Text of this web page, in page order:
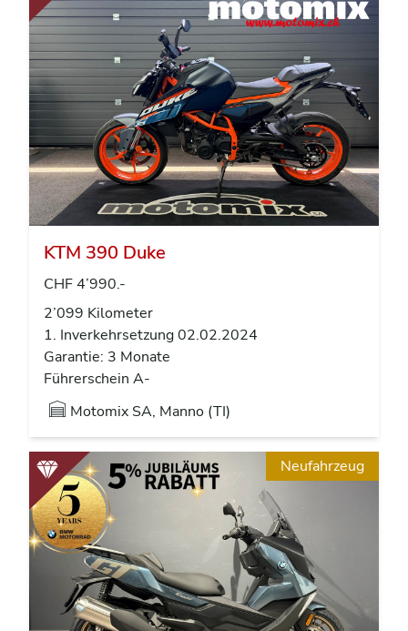
KTM 390 Duke
CHF 4’990.-
2’099 Kilometer
1. Inverkehrsetzung 02.02.2024
Garantie: 3 Monate
Führerschein A-
Motomix SA, Manno (TI)
Neufahrzeug